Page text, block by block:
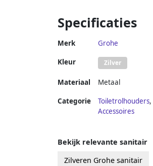
Specificaties
Merk Grohe
Kleur Zilver
Materiaal Metaal
Categorie Toiletrolhouders,
Accessoires
Bekijk relevante sanitair
Zilveren Grohe sanitair